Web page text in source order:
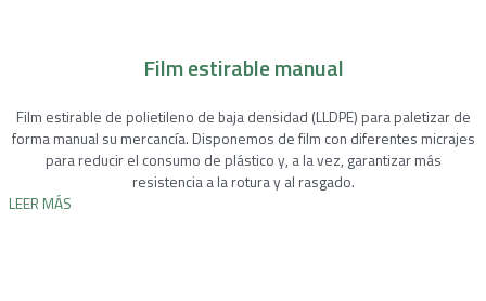
Film estirable manual
Film estirable de polietileno de baja densidad (LLDPE) para paletizar de
forma manual su mercancía. Disponemos de film con diferentes micrajes
para reducir el consumo de plástico y, a la vez, garantizar más
resistencia a la rotura y al rasgado.
LEER MÁS